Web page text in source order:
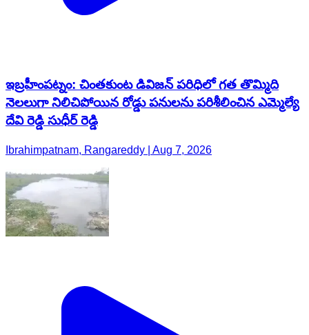
ఇబ్రహీంపట్నం: చింతకుంట డివిజన్ పరిధిలో గత తొమ్మిది
నెలలుగా నిలిచిపోయిన రోడ్డు పనులను పరిశీలించిన ఎమ్మెల్యే
దేవి రెడ్డి సుధీర్ రెడ్డి
Ibrahimpatnam, Rangareddy | Aug 7, 2026